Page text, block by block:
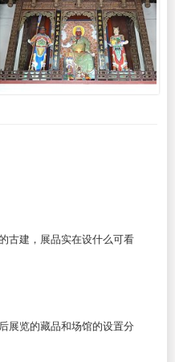
古建，展品实在设什么可看
展览的藏品和场馆的设置分